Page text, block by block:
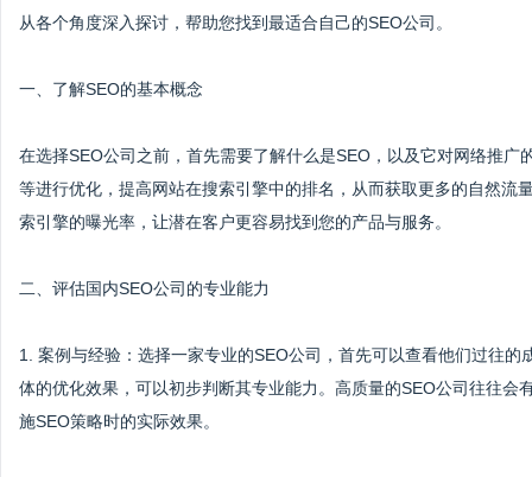
从各个角度深入探讨，帮助您找到最适合自己的SEO公司。
一、了解SEO的基本概念
在选择SEO公司之前，首先需要了解什么是SEO，以及它对网络推
等进行优化，提高网站在搜索引擎中的排名，从而获取更多的自然流
索引擎的曝光率，让潜在客户更容易找到您的产品与服务。
二、评估国内SEO公司的专业能力
1. 案例与经验：选择一家专业的SEO公司，首先可以查看他们过往
体的优化效果，可以初步判断其专业能力。高质量的SEO公司往往
施SEO策略时的实际效果。